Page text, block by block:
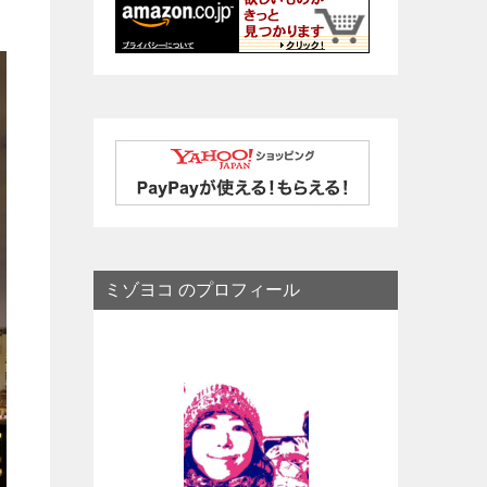
ミゾヨコ のプロフィール